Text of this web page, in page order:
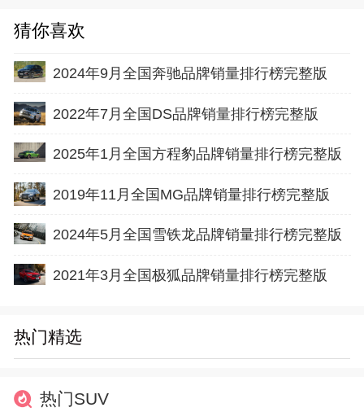
猜你喜欢
2024年9月全国奔驰品牌销量排行榜完整版
2022年7月全国DS品牌销量排行榜完整版
2025年1月全国方程豹品牌销量排行榜完整版
2019年11月全国MG品牌销量排行榜完整版
2024年5月全国雪铁龙品牌销量排行榜完整版
2021年3月全国极狐品牌销量排行榜完整版
热门精选
热门SUV